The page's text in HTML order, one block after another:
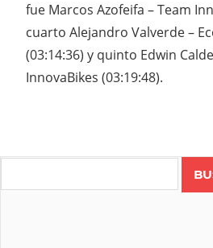
fue Marcos Azofeifa – Team
cuarto Alejandro Valverde –
(03:14:36) y quinto Edwin
InnovaBikes (03:19:48).